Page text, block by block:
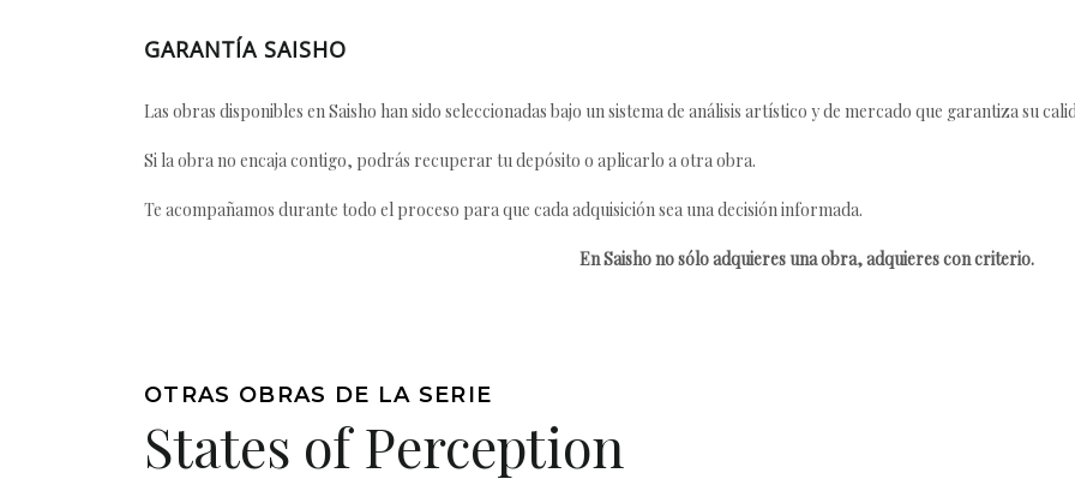
GARANTÍA SAISHO
Las obras disponibles en Saisho han sido seleccionadas bajo un sistema de análisis artístico y de mercado que garantiza su
Si la obra no encaja contigo, podrás recuperar tu depósito o aplicarlo a otra obra.
Te acompañamos durante todo el proceso para que cada adquisición sea una decisión informada.
En Saisho no sólo adquieres una obra, adquieres con criterio.
OTRAS OBRAS DE LA SERIE
States of Perception